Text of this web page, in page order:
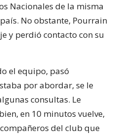
Nacionales de la misma
No obstante, Pourrain
y perdió contacto con su
el equipo, pasó
por abordar, se le
consultas. Le
en 10 minutos vuelve,
del club que